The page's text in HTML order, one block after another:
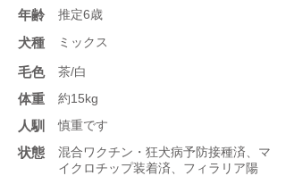
年齢 推定6歳
​犬種 ミックス
​毛色 茶/白
体重 約15kg
人馴 慎重です
状態
混合ワクチン・狂犬病予防接種済、マ
イクロチップ装着済、フィラリア陽